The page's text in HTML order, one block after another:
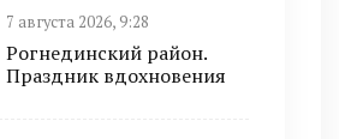
7 августа 2026, 9:28
Рогнединский район.
Праздник вдохновения